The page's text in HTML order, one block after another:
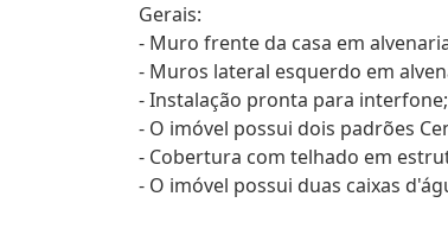
Gerais:
- Muro frente da casa em
- Muros lateral esquerdo em
- Instalação pronta para interfone;
- O imóvel possui dois padrões
- Cobertura com telhado em
- O imóvel possui duas caixas